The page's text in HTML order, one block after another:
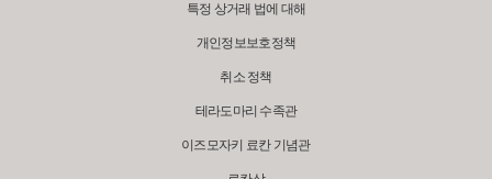
특정 상거래 법에 대해
개인정보보호정책
취소 정책
테라도마리 수족관
이즈모자키 료칸 기념관